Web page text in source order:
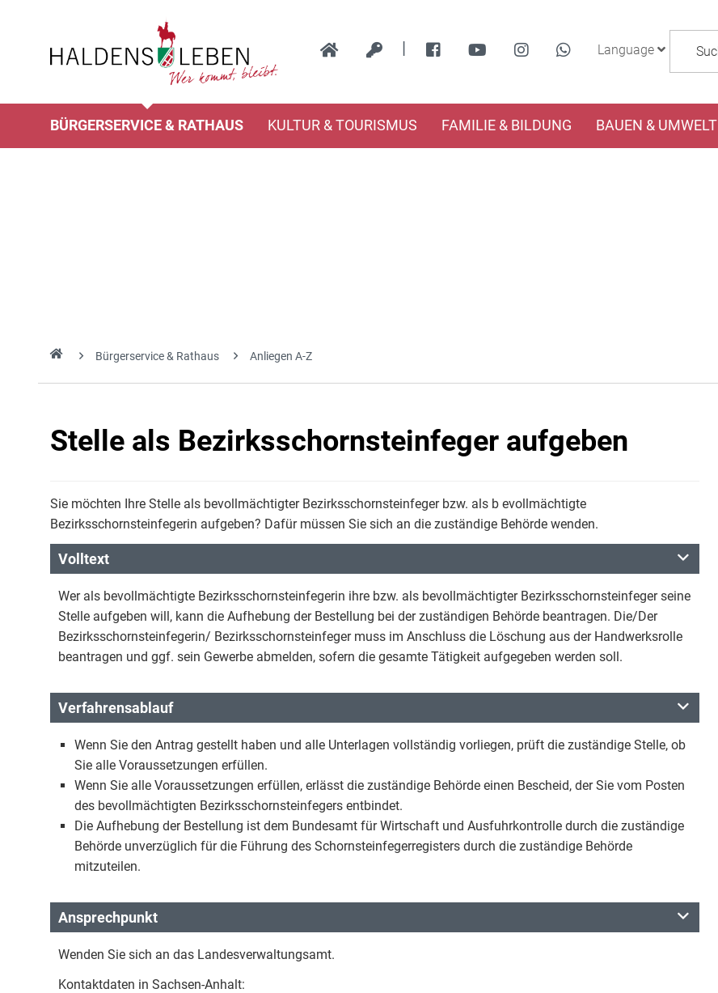
| Language
BÜRGERSERVICE & RATHAUS KULTUR & TOURISMUS FAMILIE & BILDUNG BAUEN & UMWELT
Bürgerservice & Rathaus Anliegen A-Z
Stelle als Bezirksschornsteinfeger aufgeben
Sie möchten Ihre Stelle als bevollmächtigter Bezirksschornsteinfeger bzw. als b evollmächtigte
Bezirksschornsteinfegerin aufgeben? Dafür müssen Sie sich an die zuständige Behörde wenden.
Volltext
Wer als bevollmächtigte Bezirksschornsteinfegerin ihre bzw. als bevollmächtigter Bezirksschornsteinfeger seine
Stelle aufgeben will, kann die Aufhebung der Bestellung bei der zuständigen Behörde beantragen. Die/Der
Bezirksschornsteinfegerin/ Bezirksschornsteinfeger muss im Anschluss die Löschung aus der Handwerksrolle
beantragen und ggf. sein Gewerbe abmelden, sofern die gesamte Tätigkeit aufgegeben werden soll.
Verfahrensablauf
Wenn Sie den Antrag gestellt haben und alle Unterlagen vollständig vorliegen, prüft die zuständige Stelle, ob
Sie alle Voraussetzungen erfüllen.
Wenn Sie alle Voraussetzungen erfüllen, erlässt die zuständige Behörde einen Bescheid, der Sie vom Posten
des bevollmächtigten Bezirksschornsteinfegers entbindet.
Die Aufhebung der Bestellung ist dem Bundesamt für Wirtschaft und Ausfuhrkontrolle durch die zuständige
Behörde unverzüglich für die Führung des Schornsteinfegerregisters durch die zuständige Behörde
mitzuteilen.
Ansprechpunkt
Wenden Sie sich an das Landesverwaltungsamt.
Kontaktdaten in Sachsen-Anhalt: